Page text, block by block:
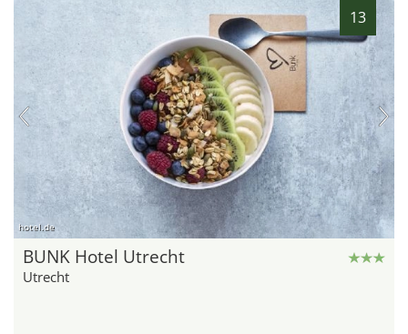
13
hotel.de
BUNK Hotel Utrecht
Utrecht